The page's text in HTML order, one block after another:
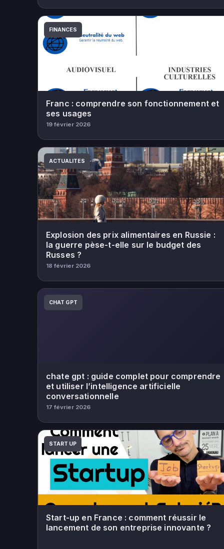
FINANCES
Franc : comprendre son fonctionnement et
ses usages
19 février 2026
ACTUALITES
Explosion des prix alimentaires en Russie :
la guerre pèse-t-elle sur le budget des
Russes ?
18 février 2026
CHAT GPT
chate gpt : guide complet pour comprendre
et utiliser l’intelligence artificielle
conversationnelle
17 février 2026
START UP
Start-up en France : comment réussir le
lancement de son entreprise innovante ?